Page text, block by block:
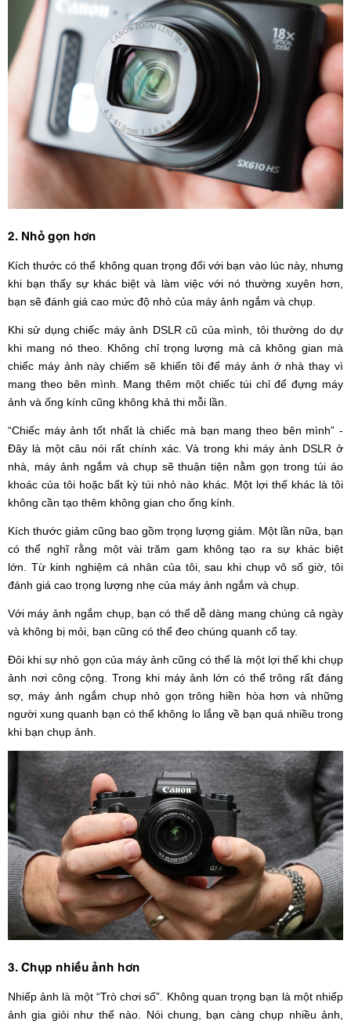
2. Nhỏ gọn hơn
Kích thước có thể không quan trọng đối với bạn vào lúc này, nhưng
khi bạn thấy sự khác biệt và làm việc với nó thường xuyên hơn,
bạn sẽ đánh giá cao mức độ nhỏ của máy ảnh ngắm và chụp.
Khi sử dụng chiếc máy ảnh DSLR cũ của mình, tôi thường do dự
khi mang nó theo. Không chỉ trọng lượng mà cả không gian mà
chiếc máy ảnh này chiếm sẽ khiến tôi để máy ảnh ở nhà thay vì
mang theo bên mình. Mang thêm một chiếc túi chỉ để đựng máy
ảnh và ống kính cũng không khả thi mỗi lần.
“Chiếc máy ảnh tốt nhất là chiếc mà bạn mang theo bên mình” -
Đây là một câu nói rất chính xác. Và trong khi máy ảnh DSLR ở
nhà, máy ảnh ngắm và chụp sẽ thuận tiện nằm gọn trong túi áo
khoác của tôi hoặc bất kỳ túi nhỏ nào khác. Một lợi thế khác là tôi
không cần tạo thêm không gian cho ống kính.
Kích thước giảm cũng bao gồm trọng lượng giảm. Một lần nữa, bạn
có thể nghĩ rằng một vài trăm gam không tạo ra sự khác biệt
lớn. Từ kinh nghiệm cá nhân của tôi, sau khi chụp vô số giờ, tôi
đánh giá cao trọng lượng nhẹ của máy ảnh ngắm và chụp.
Với máy ảnh ngắm chụp, bạn có thể dễ dàng mang chúng cả ngày
và không bị mỏi, bạn cũng có thể đeo chúng quanh cổ tay.
Đôi khi sự nhỏ gọn của máy ảnh cũng có thể là một lợi thế khi chụp
ảnh nơi công cộng. Trong khi máy ảnh lớn có thể trông rất đáng
sợ, máy ảnh ngắm chụp nhỏ gọn trông hiền hòa hơn và những
người xung quanh bạn có thể không lo lắng về bạn quá nhiều trong
khi bạn chụp ảnh.
3. Chụp nhiều ảnh hơn
Nhiếp ảnh là một “Trò chơi số”. Không quan trọng bạn là một nhiếp
ảnh gia giỏi như thế nào. Nói chung, bạn càng chụp nhiều ảnh,